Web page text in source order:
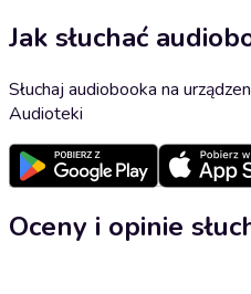
Jak słuchać
Słuchaj audiobooka na
Audioteki
Oceny i opinie